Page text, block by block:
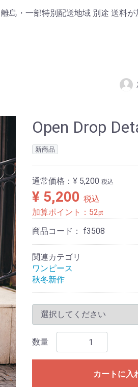
島・一部特別配送地域 別途 送料が
Open Drop
新商品
通常価格： ¥ 5,200 税込
¥ 5,200 税込
加算ポイント： 52pt
商品コード： f3508
関連カテゴリ
ワンピース
秋冬新作
数量
カートに入